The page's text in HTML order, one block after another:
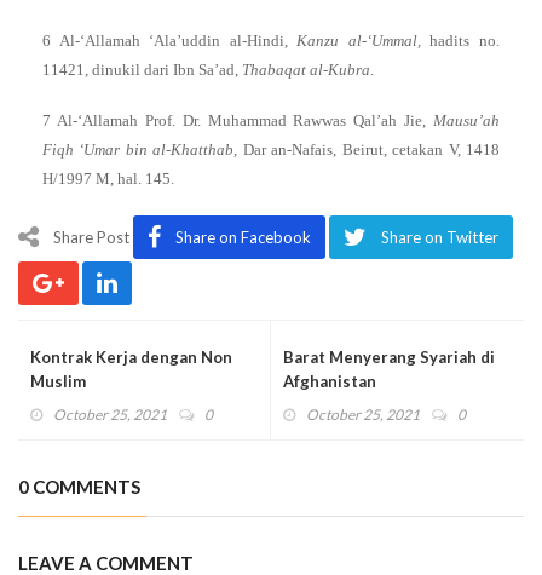
6 Al-‘Allamah ‘Ala’uddin al-Hindi, Kanzu al-‘Ummal,hadits no.
11421, dinukil dari Ibn Sa’ad, Thabaqat al-Kubra
7 Al-‘Allamah Prof. Dr. Muhammad Rawwas Qal’ah Jie, Mausu’ah
Fiqh ‘Umar bin al-Khatthab, Dar an-Nafais, Beirut, cetakan V, 1418
H/1997 M, hal. 145.
Share Post Share on Facebook Share on Twitter
Kontrak Kerja dengan Non
Muslim
October 25, 2021 0
Barat Menyerang Syariah di
Afghanistan
October 25, 2021 0
0 COMMENTS
LEAVE A COMMENT